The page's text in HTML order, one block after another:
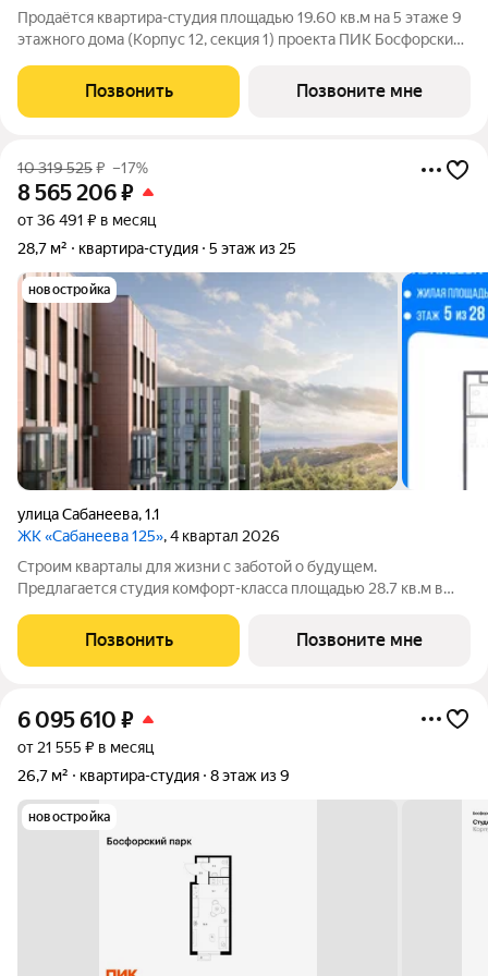
Продаётся квартира-студия площадью 19.60 кв.м на 5 этаже 9
этажного дома (Корпус 12, секция 1) проекта ПИК Босфорский
функциональная планировка, большие окна. Жилой квартал
«Босфорский парк»
Позвонить Позвоните мне
10 319 525₽ –17%
8 565 206₽
от 36 491 ₽ в месяц
28,7 м²
квартира-студия 5 этаж из 25
новостройка
улица Сабанеева,1.1
ЖК «Сабанеева 125», 4 квартал 2026
Строим кварталы для жизни с заботой о будущем.
Предлагается студия комфорт-класса площадью 28.7 кв.м в
комплексе "Сабанеева 125".В варианте без отделки мы
установили окна и входную дверь, завели
Позвонить Позвоните мне
6 095 610 ₽
от 21 555 ₽ в месяц
26,7 м²
квартира-студия 8 этаж из 9
новостройка